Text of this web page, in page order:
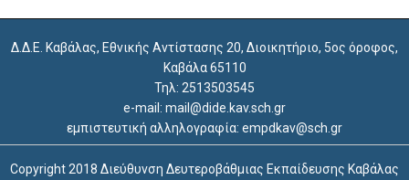
Δ.Δ.Ε. Καβάλας, Εθνικής Αντίστασης 20, Διοικητήριο, 5ος όροφος,
Καβάλα 65110
Τηλ: 2513503545
e-mail: mail@dide.kav.sch.gr
εμπιστευτική αλληλογραφία: empdkav@sch.gr
Copyright 2018 Διεύθυνση Δευτεροβάθμιας Εκπαίδευσης Καβάλας